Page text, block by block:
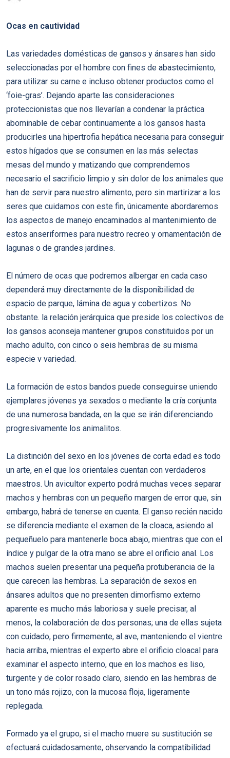
Ocas en cautividad
Las variedades domésticas de gansos y ánsares han sido
seleccionadas por el hombre con fines de abastecimiento,
para utilizar su carne e incluso obtener productos como el
‘foie-gras’. Dejando aparte las consideraciones
proteccionistas que nos llevarían a condenar la práctica
abominable de cebar continuamente a los gansos hasta
producirles una hipertrofia hepática necesaria para conseguir
estos hígados que se consumen en las más selectas
mesas del mundo y matizando que comprendemos
necesario el sacrificio limpio y sin dolor de los animales que
han de servir para nuestro alimento, pero sin martirizar a los
seres que cuidamos con este fin, únicamente abordaremos
los aspectos de manejo encaminados al mantenimiento de
estos anseriformes para nuestro recreo y ornamentación de
lagunas o de grandes jardines.
El número de ocas que podremos albergar en cada caso
dependerá muy directamente de la disponibilidad de
espacio de parque, lámina de agua y cobertizos. No
obstante. la relación jerárquica que preside los colectivos de
los gansos aconseja mantener grupos constituidos por un
macho adulto, con cinco o seis hembras de su misma
especie v variedad.
La formación de estos bandos puede conseguirse uniendo
ejemplares jóvenes ya sexados o mediante la cría conjunta
de una numerosa bandada, en la que se irán diferenciando
progresivamente los animalitos.
La distinción del sexo en los jóvenes de corta edad es todo
un arte, en el que los orientales cuentan con verdaderos
maestros. Un avicultor experto podrá muchas veces separar
machos y hembras con un pequeño margen de error que, sin
embargo, habrá de tenerse en cuenta. El ganso recién nacido
se diferencia mediante el examen de la cloaca, asiendo al
pequeñuelo para mantenerle boca abajo, mientras que con el
índice y pulgar de la otra mano se abre el orificio anal. Los
machos suelen presentar una pequeña protuberancia de la
que carecen las hembras. La separación de sexos en
ánsares adultos que no presenten dimorfismo externo
aparente es mucho más laboriosa y suele precisar, al
menos, la colaboración de dos personas; una de ellas sujeta
con cuidado, pero firmemente, al ave, manteniendo el vientre
hacia arriba, mientras el experto abre el orificio cloacal para
examinar el aspecto interno, que en los machos es liso,
turgente y de color rosado claro, siendo en las hembras de
un tono más rojizo, con la mucosa floja, ligeramente
replegada.
Formado ya el grupo, si el macho muere su sustitución se
efectuará cuidadosamente, ohservando la compatibilidad